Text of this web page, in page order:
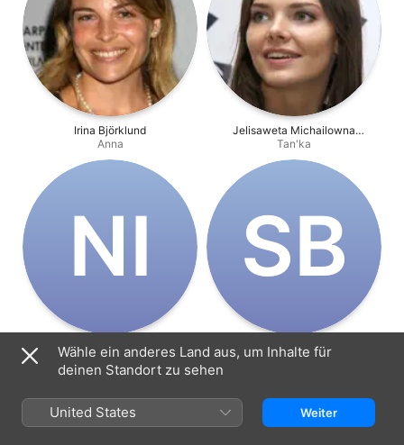
Irina Björklund
Anna
Jelisaweta Michailowna
Bojarskaja
Tan'ka
N‌I
Nina Iwanowna Ruslanowa
Zaveduyushchaya stolovoy
S‌B
Sergei Borissowitsch
Gorobtschenko
Galiev
Wähle ein anderes Land aus, um Inhalte für
deinen Standort zu sehen
United States Weiter